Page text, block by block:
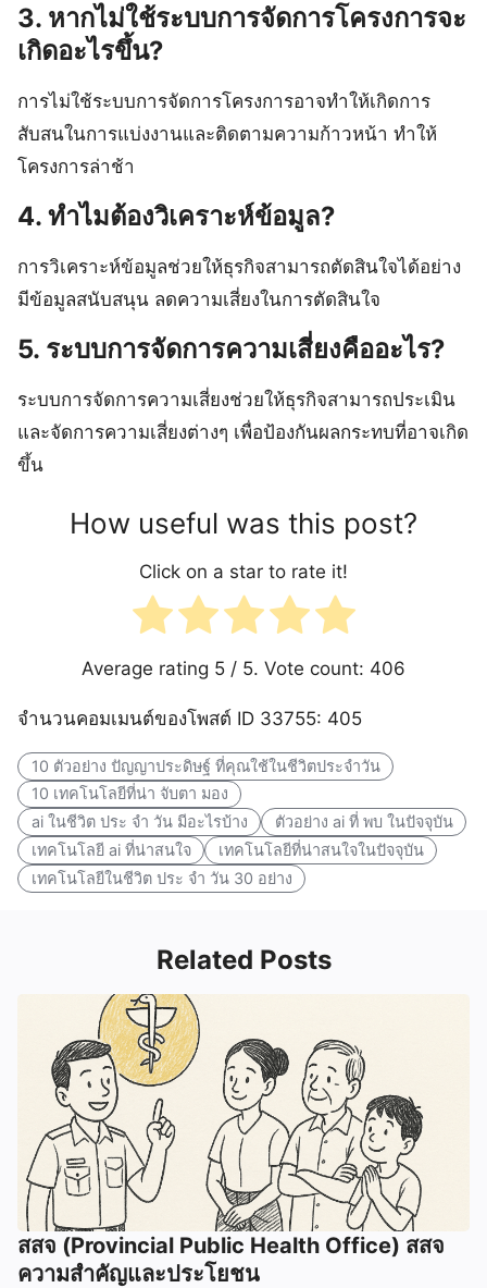
3. หากไม่ใช้ระบบการจัดการโครงการจะ
เกิดอะไรขึ้น?
การไม่ใช้ระบบการจัดการโครงการอาจทำให้เกิดการ
สับสนในการแบ่งงานและติดตามความก้าวหน้า ทำให้
โครงการล่าช้า
4. ทำไมต้องวิเคราะห์ข้อมูล?
การวิเคราะห์ข้อมูลช่วยให้ธุรกิจสามารถตัดสินใจได้อย่าง
มีข้อมูลสนับสนุน ลดความเสี่ยงในการตัดสินใจ
5. ระบบการจัดการความเสี่ยงคืออะไร?
ระบบการจัดการความเสี่ยงช่วยให้ธุรกิจสามารถประเมิน
และจัดการความเสี่ยงต่างๆ เพื่อป้องกันผลกระทบที่อาจเกิด
ขึ้น
How useful was this post?
Click on a star to rate it!
Average rating 5 / 5. Vote count: 406
จำนวนคอมเมนต์ของโพสต์ ID 33755: 405
10 ตัวอย่าง ปัญญาประดิษฐ์ ที่คุณใช้ในชีวิตประจำวัน
10 เทคโนโลยีที่น่า จับตา มอง
ai ในชีวิต ประ จํา วัน มีอะไรบ้าง
ตัวอย่าง ai ที่ พบ ในปัจจุบัน
เทคโนโลยี ai ที่น่าสนใจ
เทคโนโลยีที่น่าสนใจในปัจจุบัน
เทคโนโลยีในชีวิต ประ จํา วัน 30 อย่าง
Related Posts
สสจ (Provincial Public Health Office) สสจ
ความสำคัญและประโยชน